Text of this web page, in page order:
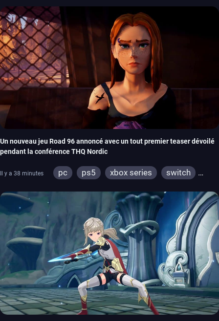
Un nouveau jeu Road 96 annoncé avec un tout premier teaser dévoilé
pendant la conférence THQ Nordic
Il y a 38 minutes pc ps5 xbox series
switch